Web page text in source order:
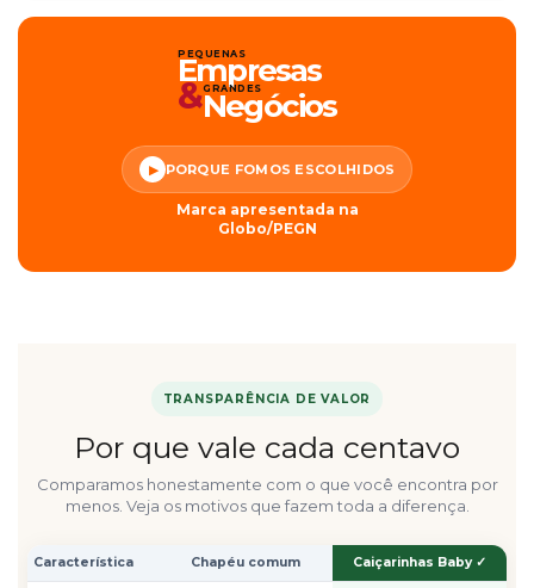
PEQUENAS
Empresas
&GRANDES
Negócios
▶ PORQUE FOMOS ESCOLHIDOS
Marca apresentada na
Globo/PEGN
TRANSPARÊNCIA DE VALOR
Por que vale cada centavo
Comparamos honestamente com o que você encontra por
menos. Veja os motivos que fazem toda a diferença.
Característica Chapéu comum Caiçarinhas Baby ✓